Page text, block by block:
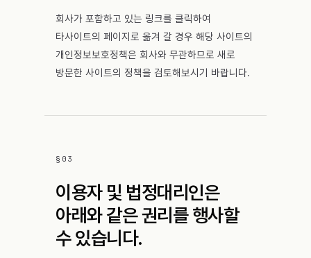
회사가 포함하고 있는 링크를 클릭하여
타사이트의 페이지로 옮겨 갈 경우 해당 사이트의
개인정보보호정책은 회사와 무관하므로 새로
방문한 사이트의 정책을 검토해보시기 바랍니다.
§ 03
이용자 및 법정대리인은
아래와 같은 권리를 행사할
수 있습니다.